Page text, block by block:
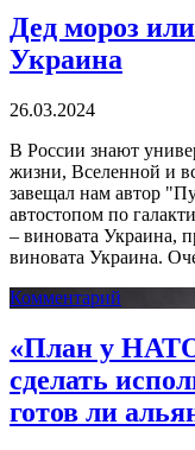
Дед мороз
Украина
26.03.2024
В России знают
жизни, Вселенной и
завещал нам автор
автостопом по
– виновата Украина,
виновата Украина.
Комментарий
«План у НАТО
сделать
готов ли